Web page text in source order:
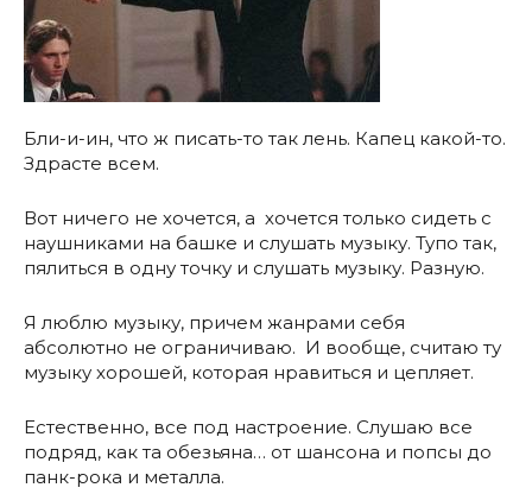
Бли-и-ин, что ж писать-то так лень. Капец какой-то.
Здрасте всем.
Вот ничего не хочется, а хочется только сидеть с
наушниками на башке и слушать музыку. Тупо так,
пялиться в одну точку и слушать музыку. Разную.
Я люблю музыку, причем жанрами себя
абсолютно не ограничиваю. И вообще, считаю ту
музыку хорошей, которая нравиться и цепляет.
Естественно, все под настроение. Слушаю все
подряд, как та обезьяна… от шансона и попсы до
панк-рока и металла.